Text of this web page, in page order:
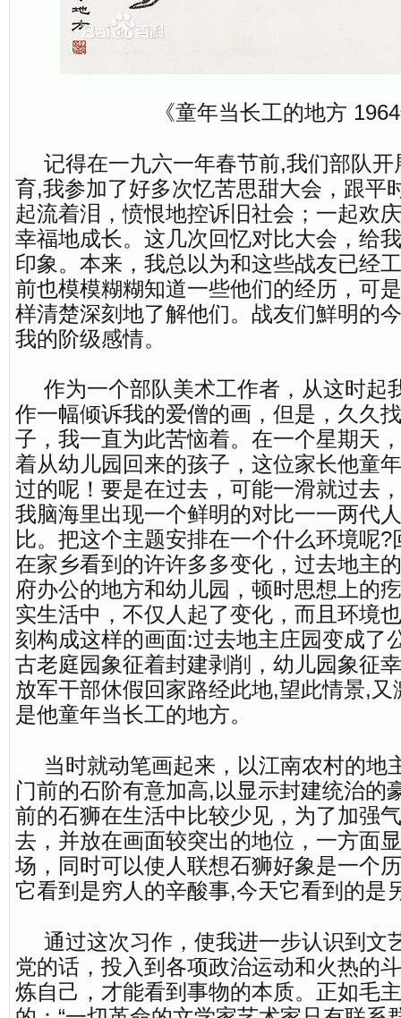
《童年当长工的地方
记得在一九六一年春节前,我们部队
育,我参加了好多次忆苦思甜大会，跟平
起流着泪，愤恨地控诉旧社会；一起欢
幸福地成长。这几次回忆对比大会，给
印象。本来，我总以为和这些战友已经
前也模模糊糊知道一些他们的经历，可
样清楚深刻地了解他们。战友们鮮明的
我的阶级感情。
作为一个部队美术工作者，从这时起
作一幅倾诉我的爱僧的画，但是，久久
子，我一直为此苦恼着。在一个星期天
着从幼儿园回来的孩子，这位家长他童
过的呢！要是在过去，可能一滑就过去
我脑海里出现一个鲜明的对比一一两代
比。把这个主题安排在一个什么环境呢?
在家乡看到的许许多多变化，过去地主
府办公的地方和幼儿园，顿时思想上的
实生活中，不仅人起了变化，而且环境
刻构成这样的画面:过去地主庄园变成了
古老庭园象征着封建剥削，幼儿园象征
放军干部休假回家路经此地,望此情景,
是他童年当长工的地方。
当时就动笔画起来，以江南农村的地
门前的石阶有意加高,以显示封建统治的
前的石狮在生活中比较少见，为了加强
去，并放在画面较突出的地位，一方面
场，同时可以使人联想石狮好象是一个
它看到是穷人的辛酸事,今天它看到的是
通过这次习作，使我进一步认识到文
党的话，投入到各项政治运动和火热的
炼自己，才能看到事物的本质。正如毛